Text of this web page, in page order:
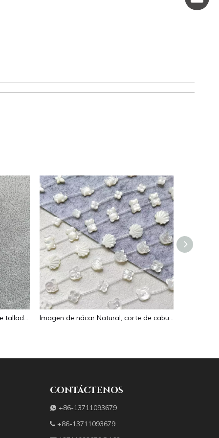
Collar de nácar Natural, colgante tallado en forma ovalada para mujer, joyería, diseño de imagen, diseño de flor de cara en relieve Imagen de nácar Natural, corte de cabujón ovalado en relieve para colgante, diseño de incrustaciones, concha negra, fabricación de collares para mujer
CONTÁCTENOS
 +86-13711093679
 +86-13711093679